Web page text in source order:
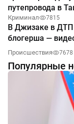
путепровода в
Криминал 7815
В Джизаке в ДТП
блогерша —
Происшествия 7678
Популярные